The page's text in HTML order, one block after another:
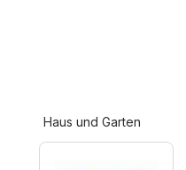
Haus und Garten